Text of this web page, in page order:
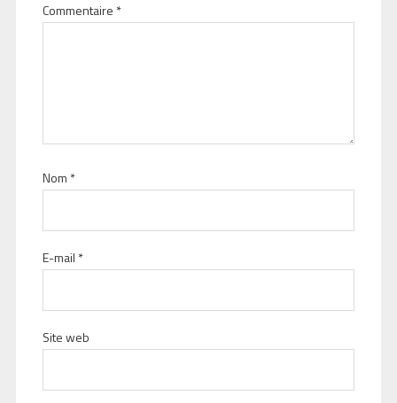
Commentaire *
Nom *
E-mail *
Site web